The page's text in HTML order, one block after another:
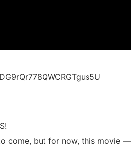
come, but for now, this movie —